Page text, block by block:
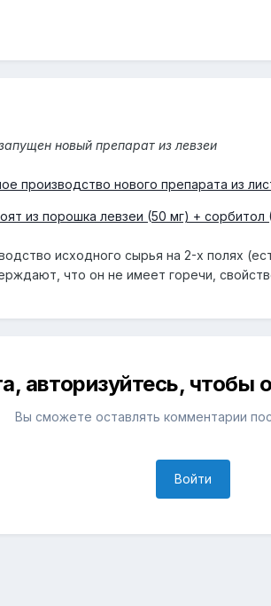
новый препарат из левзеи
производство нового препарата из
из порошка левзеи (50 мг) +
исходного сырья на 2-х полях
что он не имеет горечи,
авторизуйтесь, чтобы
Вы сможете оставлять комментарии
Войти